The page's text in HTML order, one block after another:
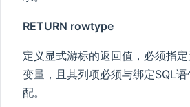
RETURN rowtype
定义显式游标的返回值，必须指
变量，且其列项必须与绑定SQL
配。